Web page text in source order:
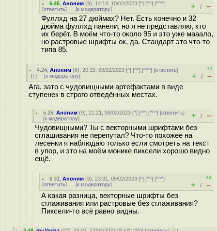
6.45 ,Аноним (9), 14:14, 10/02/2023 [^] [^^] [^^^]
[ответить] [к модератору] + / –
Фуллхд на 27 дюймах? Нет. Есть конечно и 32
дюйма фуллхд панели, но я не представляю, кто
их берёт. В моём что-то около 95 и это уже мааало,
но растровые шрифты ок, да. Стандарт это что-то
типа 85.
4.24 ,Аноним (6), 20:15, 09/02/2023 [^] [^^] [^^^] [ответить]
[↑] [к модератору]
+1
+ / –
Ага, зато с чудовищными артефактами в виде
ступенек в строго отведённых местах.
5.26 ,Аноним (9), 21:21, 09/02/2023 [^] [^^] [^^^] [ответить]
[к модератору] + / –
Чудовищными? Ты с векторными шрифтами без
сглашивания не перепутал? Что-то похожее на
лесенки я наблюдаю только если смотреть на текст
в упор, и это на моём монике пиксели хорошо видно
ещё.
6.31 ,Аноним (6), 23:31, 09/02/2023 [^] [^^] [^^^]
[ответить] [к модератору]
+2
+ / –
А какая разница, векторные шрифты без
сглаживания или растровые без сглаживания?
Пиксели-то всё равно видны.